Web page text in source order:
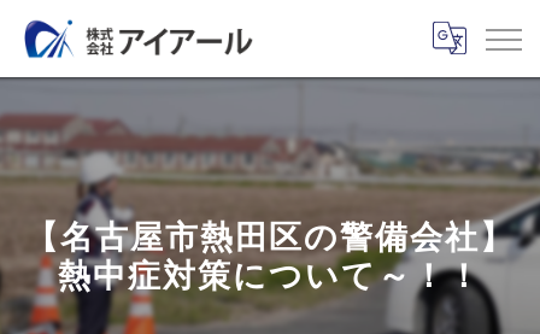
【名古屋市熱田区の警備会社】
熱中症対策について～！！